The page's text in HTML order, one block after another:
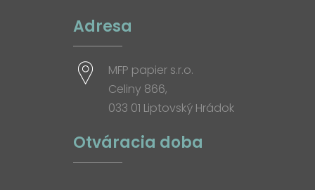
Adresa
MFP papier s.r.o.
Celiny 866,
033 01 Liptovský Hrádok
Otváracia doba